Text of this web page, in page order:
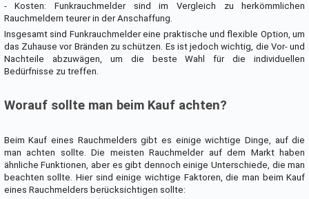
- Kosten: Funkrauchmelder sind im Vergleich zu herkömmlichen
Rauchmeldern teurer in der Anschaffung.
Insgesamt sind Funkrauchmelder eine praktische und flexible Option, um
das Zuhause vor Bränden zu schützen. Es ist jedoch wichtig, die Vor- und
Nachteile abzuwägen, um die beste Wahl für die individuellen
Bedürfnisse zu treffen.
Worauf sollte man beim Kauf achten?
Beim Kauf eines Rauchmelders gibt es einige wichtige Dinge, auf die
man achten sollte. Die meisten Rauchmelder auf dem Markt haben
ähnliche Funktionen, aber es gibt dennoch einige Unterschiede, die man
beachten sollte. Hier sind einige wichtige Faktoren, die man beim Kauf
eines Rauchmelders berücksichtigen sollte: